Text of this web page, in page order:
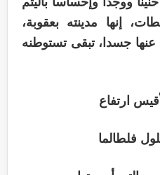
إنها مدينته بعقوبة،
جسدا، تبقى تستوطنه
ارتفاع
فلطالما